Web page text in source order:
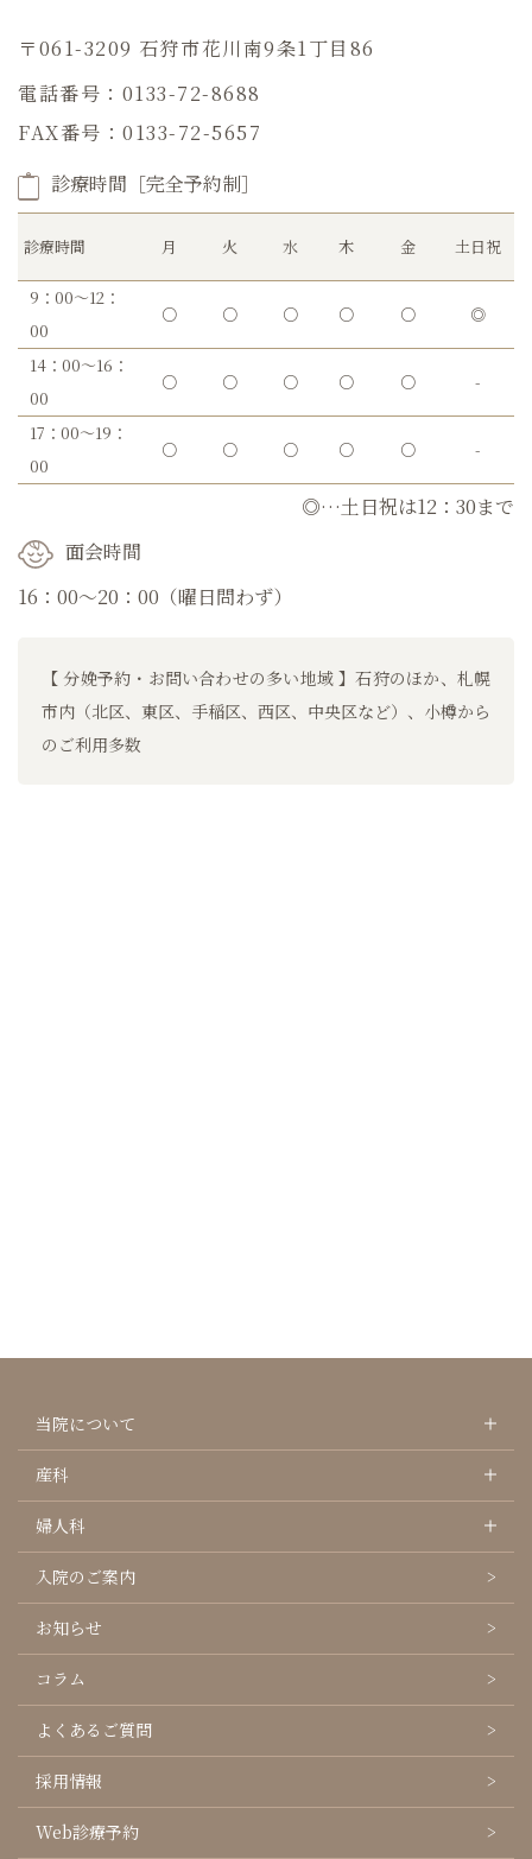
〒061-3209 石狩市花川南9条1丁目86
電話番号：0133-72-8688
FAX番号：0133-72-5657
診療時間［完全予約制］
診療時間 月 火 水 木 金 土日祝
9：00～12：
00
○ ○ ○ ○ ○ ◎
14：00～16：
00
○ ○ ○ ○ ○ -
17：00～19：
00
○ ○ ○ ○ ○ -
◎…土日祝は12：30まで
面会時間
16：00～20：00（曜日問わず）
【 分娩予約・お問い合わせの多い地域 】石狩のほか、札幌
市内（北区、東区、手稲区、西区、中央区など）、小樽から
のご利用多数
当院について
産科
婦人科
入院のご案内
お知らせ
コラム
よくあるご質問
採用情報
Web診療予約